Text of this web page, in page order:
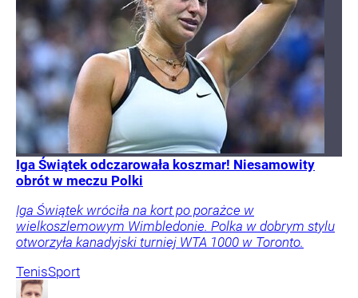
Iga Świątek odczarowała koszmar! Niesamowity
obrót w meczu Polki
Iga Świątek wróciła na kort po porażce w
wielkoszlemowym Wimbledonie. Polka w dobrym stylu
otworzyła kanadyjski turniej WTA 1000 w Toronto.
TenisSport